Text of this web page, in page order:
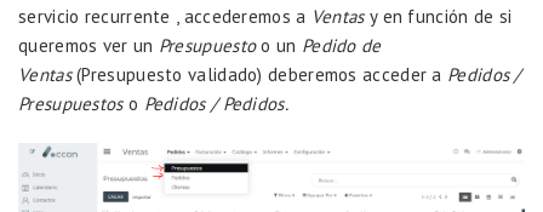
servicio recurrente , accederemos a Ventasy en función de si
queremos ver un Presupuestoo un Pedido de
Ventas(Presupuesto validado) deberemos acceder a Pedidos /
Presupuestoso Pedidos / Pedidos.